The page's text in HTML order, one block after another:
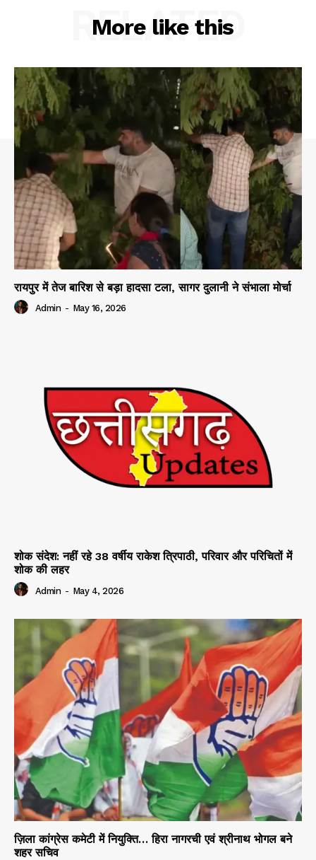
More like this
RELATED
रायपुर में तेज बारिश से बड़ा हादसा टला, सागर दुलानी ने संभाला मोर्चा
Admin - May 16, 2026
शोक संदेश: नहीं रहे 38 वर्षीय राकेश त्रिपाठी, परिवार और परिचितों में
शोक की लहर
Admin - May 4, 2026
ज़िला कांग्रेस कमेटी में नियुक्ति… हिरा नागरची एवं श्रीनाथ भोगल बने
शहर सचिव